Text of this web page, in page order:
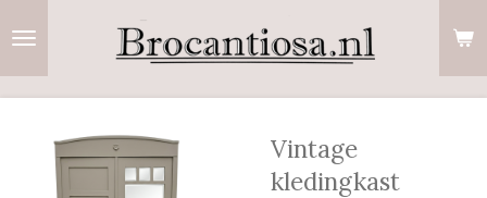
hoofdinhoud
Vintage
kledingkast